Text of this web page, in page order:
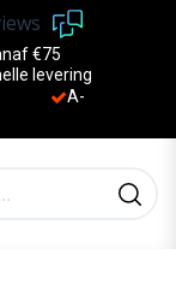
€75
lle levering
A-